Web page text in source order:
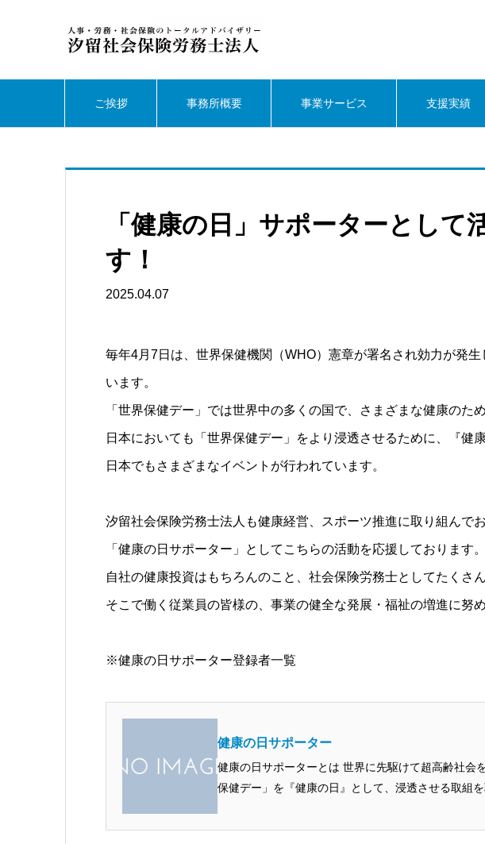
ご挨拶 事務所概要 事業サービス 支援実績
「健康の日」サポーターとして
す！
2025.04.07
毎年4月7日は、世界保健機関（WHO）憲章が署名され効力が発
います。
「世界保健デー」では世界中の多くの国で、さまざまな健康のた
日本においても「世界保健デー」をより浸透させるために、『健
日本でもさまざまなイベントが行われています。
汐留社会保険労務士法人も健康経営、スポーツ推進に取り組んでお
「健康の日サポーター」としてこちらの活動を応援しております。
自社の健康投資はもちろんのこと、社会保険労務士としてたくさ
そこで働く従業員の皆様の、事業の健全な発展・福祉の増進に努
※健康の日サポーター登録者一覧
健康の日サポーター
健康の日サポーターとは 世界に先駆けて超高齢社会
保健デー」を『健康の日』として、浸透させる取組
だける方を募集しています。 ■ 参加要件 設立趣意に